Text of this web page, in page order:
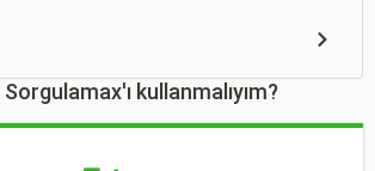
kullanmalıyım?